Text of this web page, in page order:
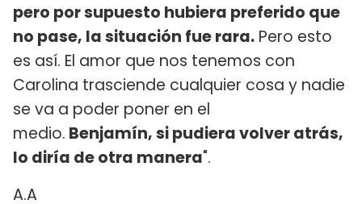
pero por supuesto hubiera preferido que
no pase, la situación fue rara. Pero esto
es así. El amor que nos tenemos con
Carolina trasciende cualquier cosa y nadie
se va a poder poner en el
medio. Benjamín, si pudiera volver atrás,
lo diría de otra manera".
A.A